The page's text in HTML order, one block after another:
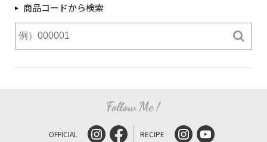
商品コードから検索
OFFICIAL RECIPE